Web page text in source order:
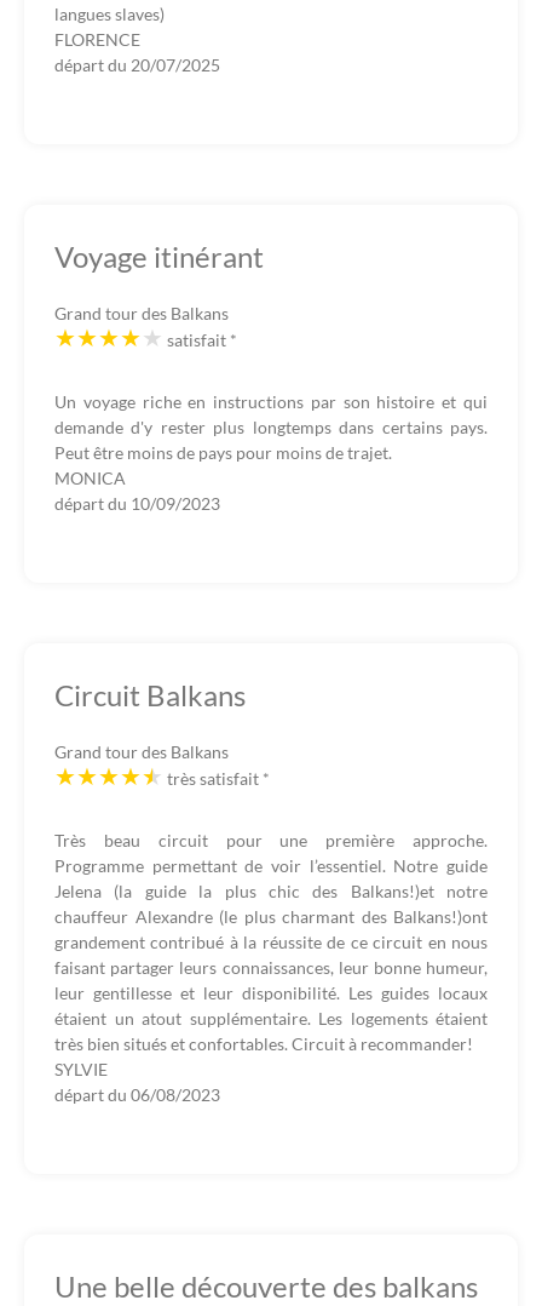
langues slaves)
FLORENCE
départ du 20/07/2025
Voyage itinérant
Grand tour des Balkans
satisfait *
Un voyage riche en instructions par son histoire et qui
demande d'y rester plus longtemps dans certains pays.
Peut être moins de pays pour moins de trajet.
MONICA
départ du 10/09/2023
Circuit Balkans
Grand tour des Balkans
très satisfait *
Très beau circuit pour une première approche.
Programme permettant de voir l’essentiel. Notre guide
Jelena (la guide la plus chic des Balkans!)et notre
chauffeur Alexandre (le plus charmant des Balkans!)ont
grandement contribué à la réussite de ce circuit en nous
faisant partager leurs connaissances, leur bonne humeur,
leur gentillesse et leur disponibilité. Les guides locaux
étaient un atout supplémentaire. Les logements étaient
très bien situés et confortables. Circuit à recommander!
SYLVIE
départ du 06/08/2023
Une belle découverte des balkans